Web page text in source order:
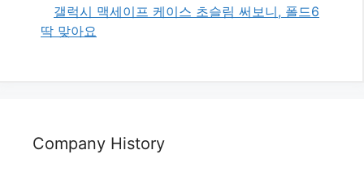
갤럭시 맥세이프 케이스 초슬림 써보니, 폴드6
딱 맞아요
Company History